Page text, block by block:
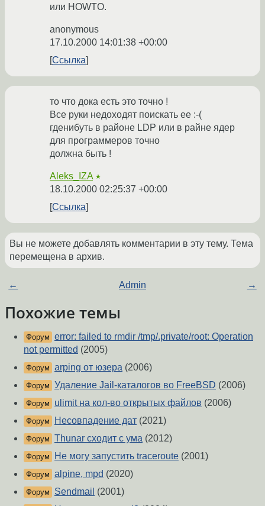
или HOWTO.
anonymous
17.10.2000 14:01:38 +00:00
Ссылка
то что дока есть это точно !
Все руки недоходят поискать ее :-(
гденибуть в районе LDP или в райне ядер
для программеров точно
должна быть !
Aleks_IZA ★
18.10.2000 02:25:37 +00:00
Ссылка
Вы не можете добавлять комментарии в эту тему. Тема
перемещена в архив.
← Admin →
Похожие темы
Форум error: failed to rmdir /tmp/.private/root: Operation
not permitted (2005)
Форум arping от юзера (2006)
Форум Удаление Jail-каталогов во FreeBSD (2006)
Форум ulimit на кол-во открытых файлов (2006)
Форум Несовпадение дат (2021)
Форум Thunar сходит с ума (2012)
Форум Не могу запустить traceroute (2001)
Форум alpine, mpd (2020)
Форум Sendmail (2001)